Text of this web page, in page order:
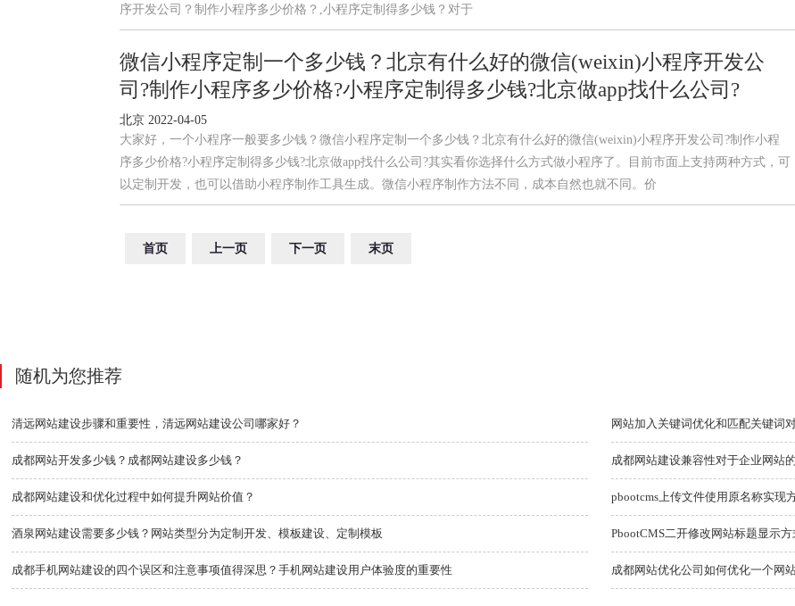
序开发公司？制作小程序多少价格？,小程序定制得多少钱？对于
微信小程序定制一个多少钱？北京有什么好的微信(weixin)小程序开发公
司?制作小程序多少价格?小程序定制得多少钱?北京做app找什么公司?
北京 2022-04-05
大家好，一个小程序一般要多少钱？微信小程序定制一个多少钱？北京有什么好的微信(weixin)小程序开发公司?制作小程
序多少价格?小程序定制得多少钱?北京做app找什么公司?其实看你选择什么方式做小程序了。目前市面上支持两种方式，可
以定制开发，也可以借助小程序制作工具生成。微信小程序制作方法不同，成本自然也就不同。价
首页 上一页 下一页 末页
随机为您推荐
清远网站建设步骤和重要性，清远网站建设公司哪家好？ 网站加入关键词优化和匹配关键词
成都网站开发多少钱？成都网站建设多少钱？ 成都网站建设兼容性对于企业网站
成都网站建设和优化过程中如何提升网站价值？ pbootcms上传文件使用原名称实现
酒泉网站建设需要多少钱？网站类型分为定制开发、模板建设、定制模板 PbootCMS二开修改网站标题显示
成都手机网站建设的四个误区和注意事项值得深思？手机网站建设用户体验度的重要性 成都网站优化公司如何优化一个网